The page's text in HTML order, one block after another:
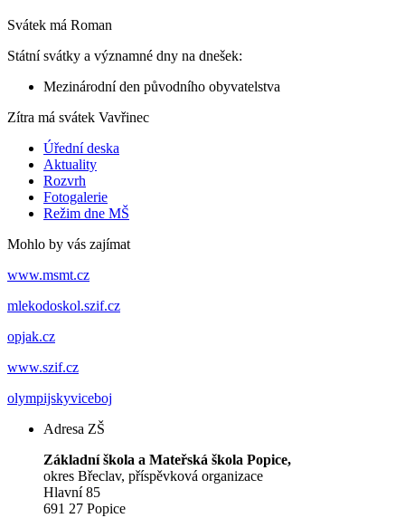
Svátek má Roman
Státní svátky a významné dny na dnešek:
Mezinárodní den původního obyvatelstva
Zítra má svátek Vavřinec
Úřední deska
Aktuality
Rozvrh
Fotogalerie
Režim dne MŠ
Mohlo by vás zajímat
www.msmt.cz
mlekodoskol.szif.cz
opjak.cz
www.szif.cz
olympijskyviceboj
Adresa ZŠ
Základní škola a Mateřská škola Popice,
okres Břeclav, příspěvková organizace
Hlavní 85
691 27 Popice